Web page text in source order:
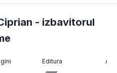
- izbavitorul
Editura